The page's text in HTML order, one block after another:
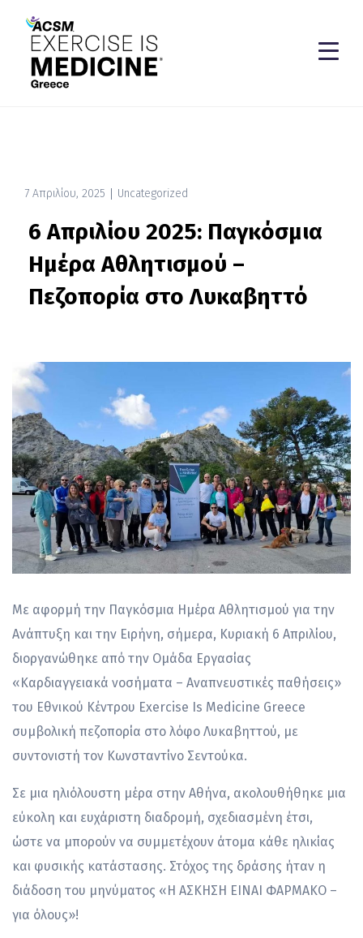
7 Απριλίου, 2025 Uncategorized
6 Απριλίου 2025: Παγκόσμια
Ημέρα Αθλητισμού –
Πεζοπορία στο Λυκαβηττό
Με αφορμή την Παγκόσμια Ημέρα Αθλητισμού για την
Ανάπτυξη και την Ειρήνη, σήμερα, Κυριακή 6 Απριλίου,
διοργανώθηκε από την Ομάδα Εργασίας
«Καρδιαγγειακά νοσήματα – Αναπνευστικές παθήσεις»
του Εθνικού Kέντρου Exercise Is Medicine Greece
συμβολική πεζοπορία στο λόφο Λυκαβηττού, με
συντονιστή τον Κωνσταντίνο Σεντούκα.
Σε μια ηλιόλουστη μέρα στην Αθήνα, ακολουθήθηκε μια
εύκολη και ευχάριστη διαδρομή, σχεδιασμένη έτσι,
ώστε να μπορούν να συμμετέχουν άτομα κάθε ηλικίας
και φυσικής κατάστασης. Στόχος της δράσης ήταν η
διάδοση του μηνύματος «Η ΑΣΚΗΣΗ ΕΙΝΑΙ ΦΑΡΜΑΚΟ –
για όλους»!